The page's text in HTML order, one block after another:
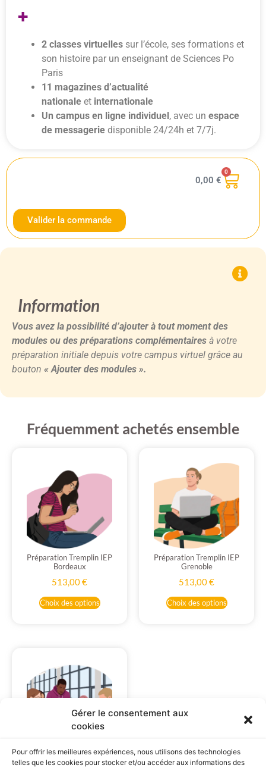
Gérer le consentement aux
cookies
Pour offrir les meilleures expériences, nous utilisons des technologies
telles que les cookies pour stocker et/ou accéder aux informations des
+
2 classes virtuelles sur l’école, ses formations et
son histoire par un enseignant de Sciences Po
Paris
11 magazines d’actualité
nationale et internationale
Un campus en ligne individuel , avec un espace
de messagerie disponible 24/24h et 7/7j.
0,00 €
0
Valider la commande
Information
Vous avez la possibilité d’ajouter à tout moment des
modules ou des préparations complémentaires à votre
préparation initiale depuis votre campus virtuel grâce au
bouton « Ajouter des modules ».
Fréquemment achetés ensemble
Préparation Tremplin IEP
Bordeaux
513,00€
Choix des options
Préparation Tremplin IEP
Grenoble
513,00€
Choix des options
Tremplin Paris, Bordeaux